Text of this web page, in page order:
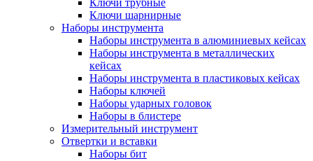
Ключи трубные
Ключи шарнирные
Наборы инструмента
Наборы инструмента в алюминиевых кейсах
Наборы инструмента в металлических
кейсах
Наборы инструмента в пластиковых кейсах
Наборы ключей
Наборы ударных головок
Наборы в блистере
Измерительный инструмент
Отвертки и вставки
Наборы бит